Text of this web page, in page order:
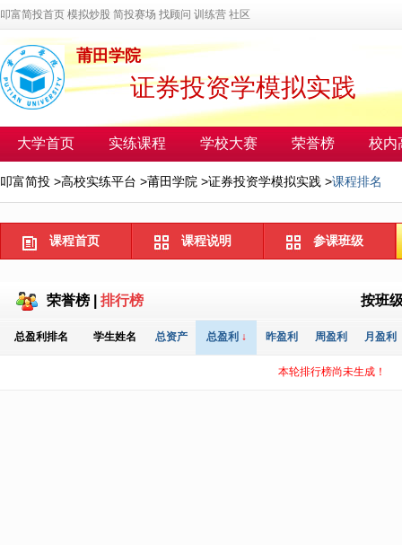
叩富简投首页 模拟炒股 简投赛场 找顾问 训练营 社区
莆田学院
证券投资学模拟实践
大学首页 实练课程 学校大赛 荣誉榜 校内
叩富简投 >高校实练平台 >莆田学院 >证券投资学模拟实践 >课程排名
课程首页 课程说明 参课班级
荣誉榜 排行榜 按班
总盈利排名 学生姓名 总资产 总盈利 ↓ 昨盈利 周盈利 月盈利
本轮排行榜尚未生成！